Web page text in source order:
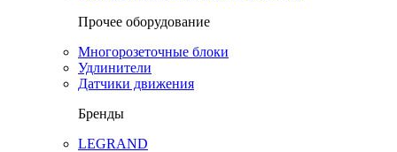
Прочее оборудование
Многорозеточные блоки
Удлинители
Датчики движения
Бренды
LEGRAND